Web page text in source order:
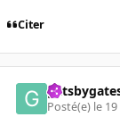
Citer
Posté(e) le